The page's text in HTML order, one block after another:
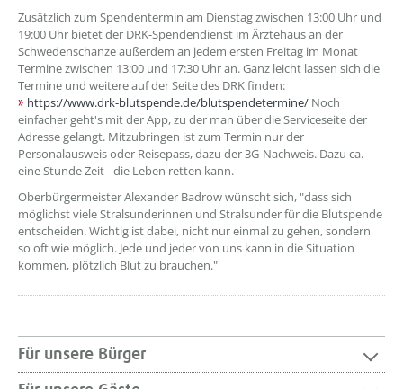
Zusätzlich zum Spendentermin am Dienstag zwischen 13:00 Uhr und
19:00 Uhr bietet der DRK-Spendendienst im Ärztehaus an der
Schwedenschanze außerdem an jedem ersten Freitag im Monat
Termine zwischen 13:00 und 17:30 Uhr an. Ganz leicht lassen sich die
Termine und weitere auf der Seite des DRK finden:
https://www.drk-blutspende.de/blutspendetermine/ Noch
einfacher geht's mit der App, zu der man über die Serviceseite der
Adresse gelangt. Mitzubringen ist zum Termin nur der
Personalausweis oder Reisepass, dazu der 3G-Nachweis. Dazu ca.
eine Stunde Zeit - die Leben retten kann.
Oberbürgermeister Alexander Badrow wünscht sich, "dass sich
möglichst viele Stralsunderinnen und Stralsunder für die Blutspende
entscheiden. Wichtig ist dabei, nicht nur einmal zu gehen, sondern
so oft wie möglich. Jede und jeder von uns kann in die Situation
kommen, plötzlich Blut zu brauchen."
Für unsere Bürger